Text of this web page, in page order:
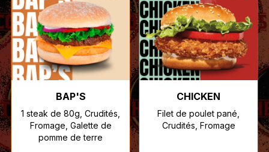
BAP'S
1 steak de 80g, Crudités,
Fromage, Galette de
pomme de terre
CHICKEN
Filet de poulet pané,
Crudités, Fromage